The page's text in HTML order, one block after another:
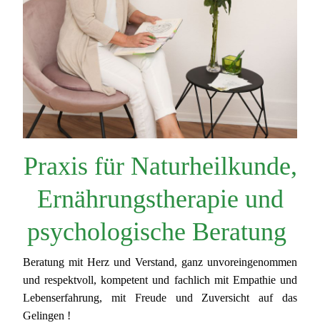
Praxis für Naturheilkunde,
Ernährungstherapie und
psychologische Beratung
Beratung mit Herz und Verstand, ganz unvoreingenommen
und respektvoll, kompetent und fachlich mit Empathie und
Lebenserfahrung, mit Freude und Zuversicht auf das
Gelingen !